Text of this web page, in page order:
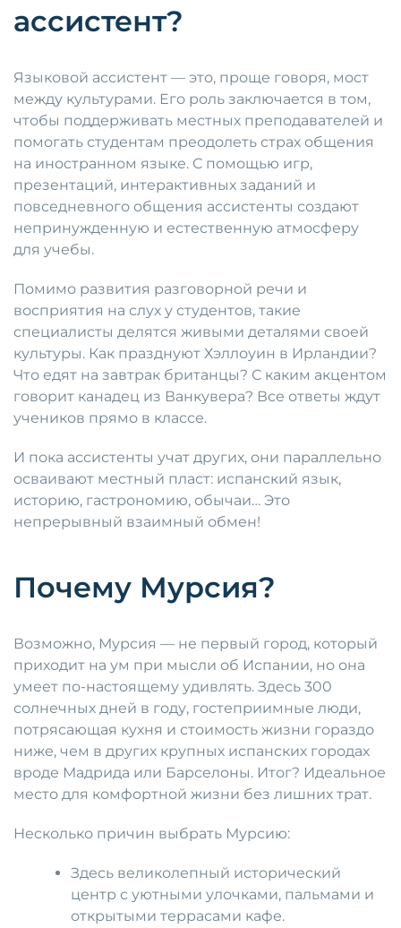
ассистент?
Языковой ассистент — это, проще говоря, мост
между культурами. Его роль заключается в том,
чтобы поддерживать местных преподавателей и
помогать студентам преодолеть страх общения
на иностранном языке. С помощью игр,
презентаций, интерактивных заданий и
повседневного общения ассистенты создают
непринужденную и естественную атмосферу
для учебы.
Помимо развития разговорной речи и
восприятия на слух у студентов, такие
специалисты делятся живыми деталями своей
культуры. Как празднуют Хэллоуин в Ирландии?
Что едят на завтрак британцы? С каким акцентом
говорит канадец из Ванкувера? Все ответы ждут
учеников прямо в классе.
И пока ассистенты учат других, они параллельно
осваивают местный пласт: испанский язык,
историю, гастрономию, обычаи… Это
непрерывный взаимный обмен!
Почему Мурсия?
Возможно, Мурсия — не первый город, который
приходит на ум при мысли об Испании, но она
умеет по-настоящему удивлять. Здесь 300
солнечных дней в году, гостеприимные люди,
потрясающая кухня и стоимость жизни гораздо
ниже, чем в других крупных испанских городах
вроде Мадрида или Барселоны. Итог? Идеальное
место для комфортной жизни без лишних трат.
Несколько причин выбрать Мурсию:
Здесь великолепный исторический
центр с уютными улочками, пальмами и
открытыми террасами кафе.